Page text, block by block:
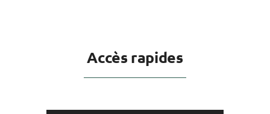
Accès rapides